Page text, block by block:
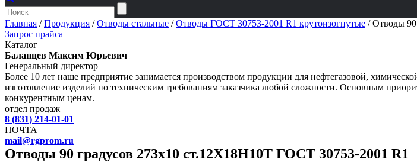
Главная /Продукция /Отводы стальные /Отводы ГОСТ 30753-2001 R1 крутоизогнутые /Отводы
Запрос прайса
Каталог
Баланцев Максим Юрьевич
Генеральный директор
Более 10 лет наше предприятие занимается производством продукции для нефтегазовой,
изготовление изделий по техническим требованиям заказчика любой сложности. Основным
конкурентным ценам.
отдел продаж
8 (831) 214-01-01
ПОЧТА
mail@rgprom.ru
Отводы 90 градусов 273х10 ст.12Х18Н10Т ГОСТ 30753-2001 R1